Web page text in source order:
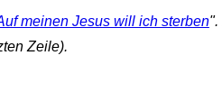
meinen Jesus will ich sterben".
Zeile).